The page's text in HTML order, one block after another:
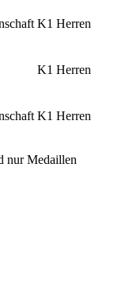
K1 Herren
K1 Herren
K1 Herren
nur Medaillen